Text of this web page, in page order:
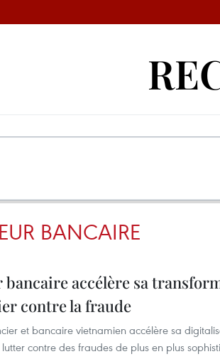
BANCAIRE
bancaire accélère sa
contre la fraude
et bancaire vietnamien accélère sa
contre des fraudes de plus en plus